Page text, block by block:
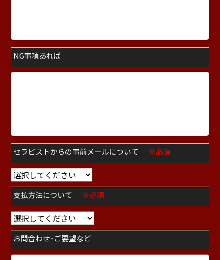
NG事項あれば
セラピストからの事前メールについて ※必須
支払方法について ※必須
お問合わせ･ご要望など